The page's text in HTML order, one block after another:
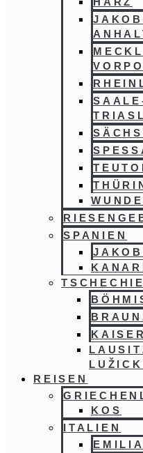
SPANIEN
REISEN
KOS
ITALIEN